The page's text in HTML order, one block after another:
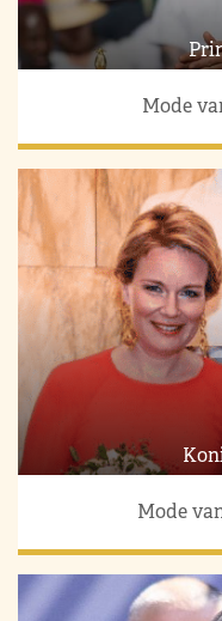
Mode
Mode